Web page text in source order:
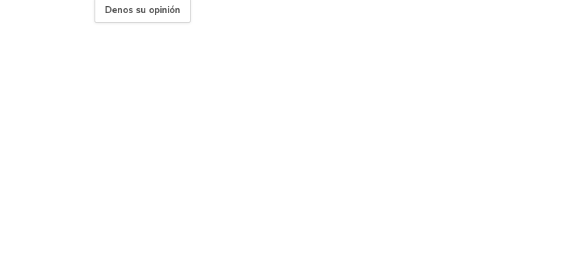
Denos su opinión